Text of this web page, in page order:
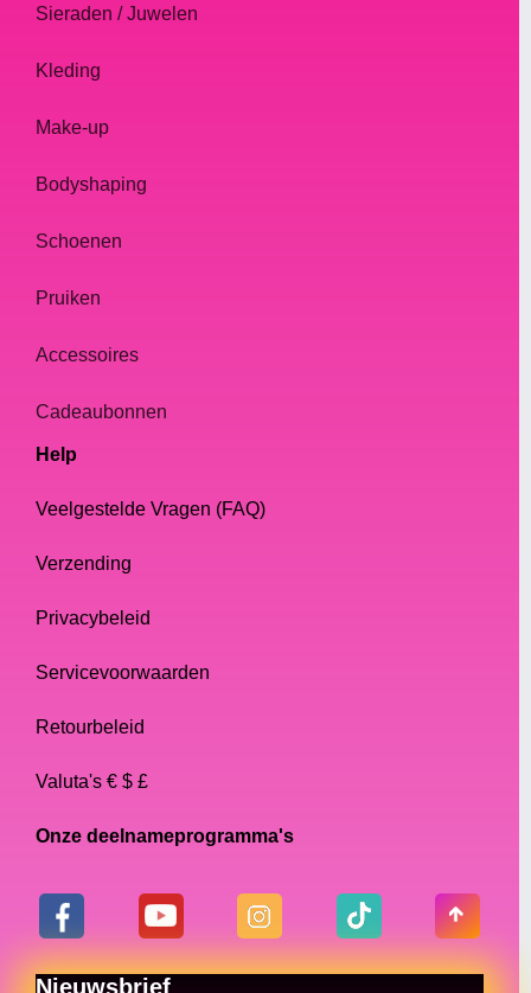
Sieraden / Juwelen
Kleding
Make-up
Bodyshaping
Schoenen
Pruiken
Accessoires
Cadeaubonnen
Help
Veelgestelde Vragen (FAQ)
Verzending
Privacybeleid
Servicevoorwaarden
Retourbeleid
Valuta's € $ £
Onze deelnameprogramma's
Nieuwsbrief